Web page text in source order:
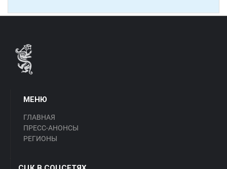
МЕНЮ
ГЛАВНАЯ
ПРЕСС-АНОНСЫ
РЕГИОНЫ